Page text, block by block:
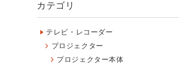
カテゴリ
テレビ・レコーダー
プロジェクター
プロジェクター本体